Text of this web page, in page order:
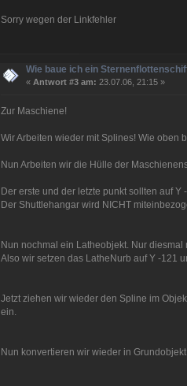
Sorry wegen der Linkfehler
Wie baue ich ein
«Antwort #3 am: 23.07.06, 21:15 »
Zur Maschiene!
Wir Arbeiten wieder mit Splines! Wie oben
Nun Arbeiten wir die Hülle der
Der erste und der letzte punkt sollten auf Y
Der Shuttlehangar wird NICHT
Nun nochmal ein Latheobjekt. Nur diesmal
Also wir setzen das LatheNurb auf Y -121
Jetzt ziehen wir wieder den Spline im
ein.
Nun konvertieren wir wieder in